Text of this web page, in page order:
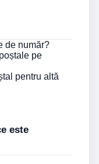
de număr?
pe
pentru altă
este